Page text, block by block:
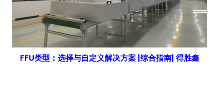
FFU类型：选择与自定义解决方案 |综合指南| 得胜鑫